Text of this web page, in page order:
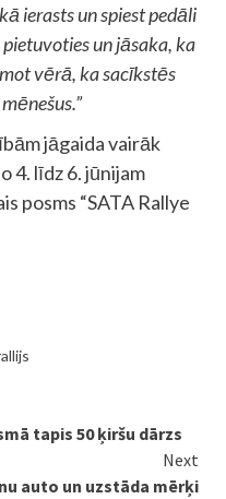
ierasts un spiest pedāli
un jāsaka, ka
vērā, ka sacīkstēs
jāgaida vairāk
4. līdz 6. jūnijam
posms “SATA Rallye
tapis 50 ķiršu dārzs
Next
auto un uzstāda mērķi